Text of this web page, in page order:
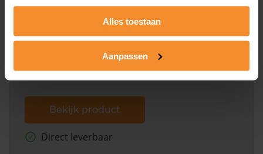
Alles toestaan
Aanpassen
Alleen globale ligging perceel
omliggende percelen met de kadastrale erfgrenzen,
dit inclusief de luchtfoto!
Bekijk product
Direct leverbaar